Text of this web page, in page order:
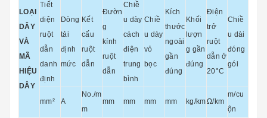
LOẠI
DÂY
VÀ
MÃ
HIỆU
DÂY
Tiết
diện
ruột
dẫn
danh
định
Dòng
tải
định
mức
Kết
cấu
ruột
dẫn
Đườn
g
kính
ruột
dẫn
Chiề
u dày
cách
điện
trung
bình
Chiề
u dày
vỏ
bọc
Kích
thước
ngoài
gần
đúng
Khối
lượn
g gần
đúng
Điện
trở
ruột
dẫn ở
20°C
Chiề
u dài
đóng
gói
mm² A
No./m
m
mm mm mm mm kg/kmΩ/km
m/cu
ộn